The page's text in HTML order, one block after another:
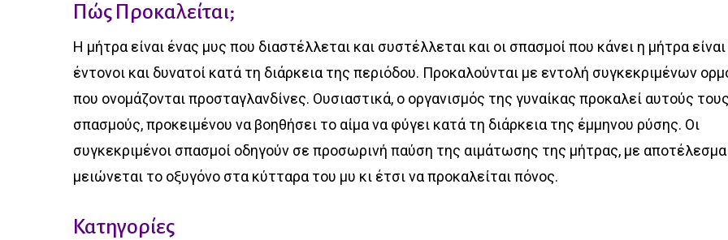
Πώς Προκαλείται;
Η μήτρα είναι ένας μυς που διαστέλλεται και συστέλλεται και οι σπασμοί που κάνει η μήτρα είναι
έντονοι και δυνατοί κατά τη διάρκεια της περιόδου. Προκαλούνται με εντολή συγκεκριμένων
που ονομάζονται προσταγλανδίνες. Ουσιαστικά, ο οργανισμός της γυναίκας προκαλεί αυτούς τους
σπασμούς, προκειμένου να βοηθήσει το αίμα να φύγει κατά τη διάρκεια της έμμηνου ρύσης. Οι
συγκεκριμένοι σπασμοί οδηγούν σε προσωρινή παύση της αιμάτωσης της μήτρας, με
μειώνεται το οξυγόνο στα κύτταρα του μυ κι έτσι να προκαλείται πόνος.
Κατηγορίες